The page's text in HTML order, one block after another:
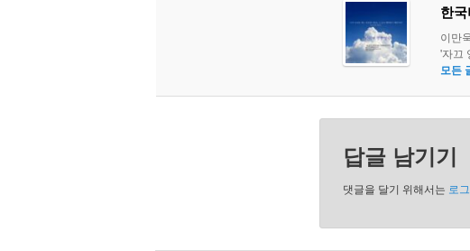
한
이만
'자끄
모든
답글 남기기
댓글을 달기 위해서는 로